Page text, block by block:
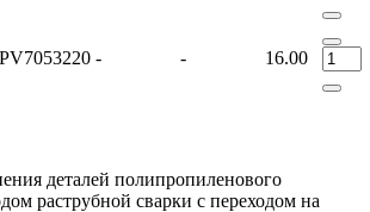
PV7053220 - - 16.00
деталей полипропиленового
раструбной сварки с переходом на